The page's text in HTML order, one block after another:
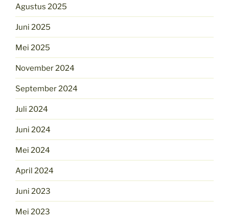
Agustus 2025
Juni 2025
Mei 2025
November 2024
September 2024
Juli 2024
Juni 2024
Mei 2024
April 2024
Juni 2023
Mei 2023